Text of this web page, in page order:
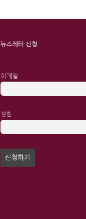
뉴스레터 신청
이메일
성함